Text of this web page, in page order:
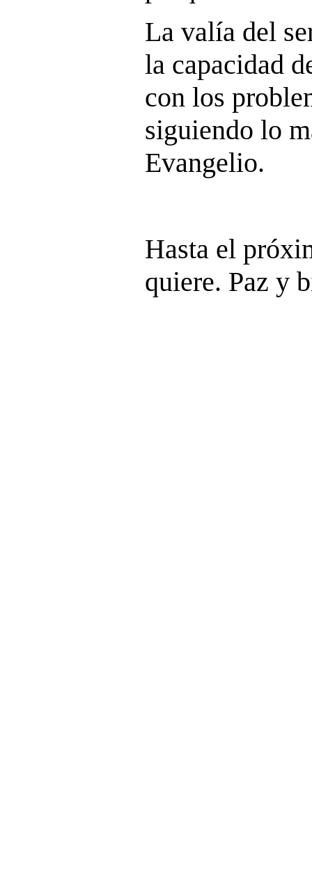
La valía del
la capacidad
con los
siguiendo lo
Evangelio.
Hasta el
quiere. Paz y